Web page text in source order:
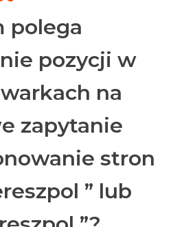
polega
pozycji w
na
zapytanie
stron
” lub